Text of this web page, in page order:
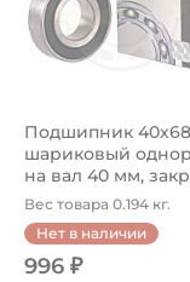
Подшипник
шариковый
на вал 40 мм,
уве...
Вес товара 0.194 кг.
Нет в наличии
996 ₽